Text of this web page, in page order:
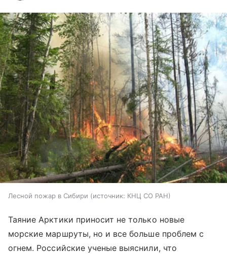
Лесной пожар в Сибири источник: КНЦ СО РАН
Таяние Арктики приносит не только новые
морские маршруты, но и все больше проблем с
огнем. Российские ученые выяснили, что